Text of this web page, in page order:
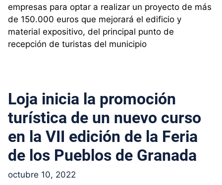
empresas para optar a realizar un proyecto de más
de 150.000 euros que mejorará el edificio y
material expositivo, del principal punto de
recepción de turistas del municipio
Loja inicia la promoción
turística de un nuevo curso
en la VII edición de la Feria
de los Pueblos de Granada
octubre 10, 2022